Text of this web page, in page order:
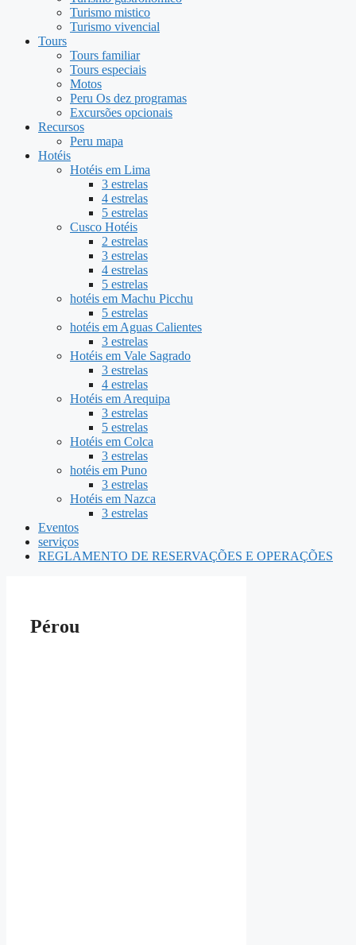
Turismo mistico
Turismo vivencial
Tours
Tours familiar
Tours especiais
Motos
Peru Os dez programas
Excursões opcionais
Recursos
Peru mapa
Hotéis
Hotéis em Lima
3 estrelas
4 estrelas
5 estrelas
Cusco Hotéis
2 estrelas
3 estrelas
4 estrelas
5 estrelas
hotéis em Machu Picchu
5 estrelas
hotéis em Aguas Calientes
3 estrelas
Hotéis em Vale Sagrado
3 estrelas
4 estrelas
Hotéis em Arequipa
3 estrelas
5 estrelas
Hotéis em Colca
3 estrelas
hotéis em Puno
3 estrelas
Hotéis em Nazca
3 estrelas
Eventos
serviços
REGLAMENTO DE RESERVAÇÕES E OPERAÇÕES
Pérou